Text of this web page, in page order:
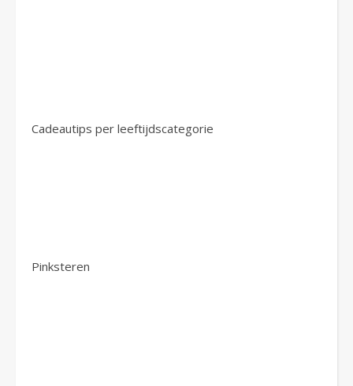
Cadeautips per leeftijdscategorie
Pinksteren